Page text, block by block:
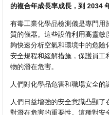
的複合年成長率成長，到 2034
有毒工業化學品檢測儀是專門用
質的儀器。這些設備利用高靈
夠快速分析空氣和環境中的危險
安全規程和緩解措施，保護員工
物的潛在危害。
人們對化學品危害和職場安全的
人們日益增強的安全意識凸顯
對潛在危害的重要性。這種對